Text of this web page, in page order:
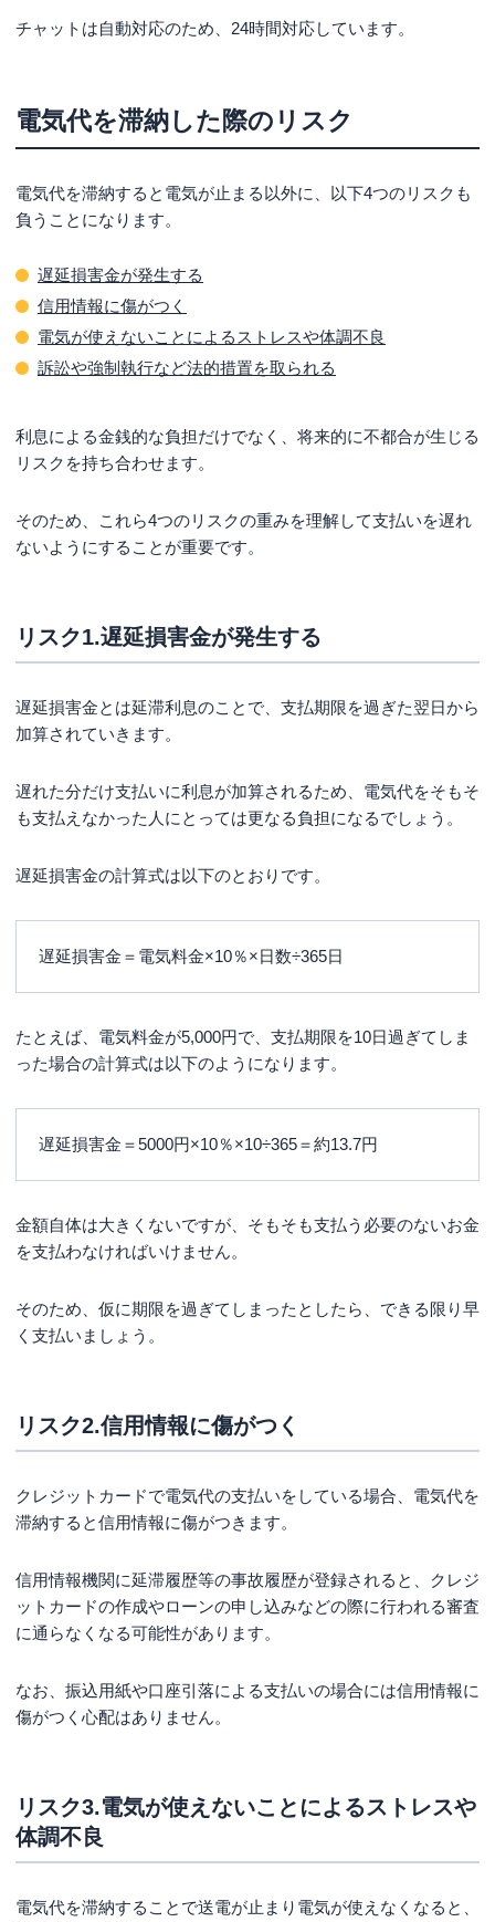
チャットは自動対応のため、24時間対応しています。
電気代を滞納した際のリスク
電気代を滞納すると電気が止まる以外に、以下4つのリスクも
負うことになります。
遅延損害金が発生する
信用情報に傷がつく
電気が使えないことによるストレスや体調不良
訴訟や強制執行など法的措置を取られる
利息による金銭的な負担だけでなく、将来的に不都合が生じる
リスクを持ち合わせます。
そのため、これら4つのリスクの重みを理解して支払いを遅れ
ないようにすることが重要です。
リスク1.遅延損害金が発生する
遅延損害金とは延滞利息のことで、支払期限を過ぎた翌日から
加算されていきます。
遅れた分だけ支払いに利息が加算されるため、電気代をそもそ
も支払えなかった人にとっては更なる負担になるでしょう。
遅延損害金の計算式は以下のとおりです。
遅延損害金＝電気料金×10％×日数÷365日
たとえば、電気料金が5,000円で、支払期限を10日過ぎてしま
った場合の計算式は以下のようになります。
遅延損害金＝5000円×10％×10÷365＝約13.7円
金額自体は大きくないですが、そもそも支払う必要のないお金
を支払わなければいけません。
そのため、仮に期限を過ぎてしまったとしたら、できる限り早
く支払いましょう。
リスク2.信用情報に傷がつく
クレジットカードで電気代の支払いをしている場合、電気代を
滞納すると信用情報に傷がつきます。
信用情報機関に延滞履歴等の事故履歴が登録されると、クレジ
ットカードの作成やローンの申し込みなどの際に行われる審査
に通らなくなる可能性があります。
なお、振込用紙や口座引落による支払いの場合には信用情報に
傷がつく心配はありません。
リスク3.電気が使えないことによるストレスや
体調不良
電気代を滞納することで送電が止まり電気が使えなくなると、